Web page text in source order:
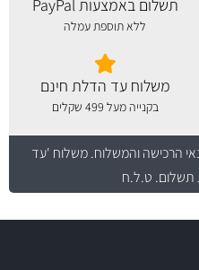
תשלום באמצעות PayPal
ללא תוספת עמלה
משלוח עד הדלת חינם
בקנייה מעל 499 שקלים
הרכישה והמשלוח. משלוח 'עד
ט.ל.ח